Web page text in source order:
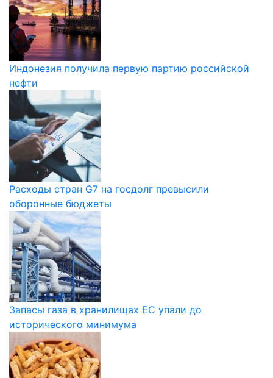
Индонезия получила первую партию российской
нефти
Расходы стран G7 на госдолг превысили
оборонные бюджеты
Запасы газа в хранилищах ЕС упали до
исторического минимума